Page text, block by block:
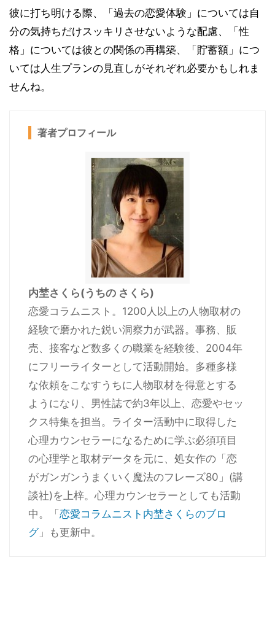
彼に打ち明ける際、「過去の恋愛体験」については自
分の気持ちだけスッキリさせないような配慮、「性
格」については彼との関係の再構築、「貯蓄額」につ
いては人生プランの見直しがそれぞれ必要かもしれま
せんね。
著者プロフィール
内埜さくら(うちの さくら)
恋愛コラムニスト。1200人以上の人物取材の
経験で磨かれた鋭い洞察力が武器。事務、販
売、接客など数多くの職業を経験後、2004年
にフリーライターとして活動開始。多種多様
な依頼をこなすうちに人物取材を得意とする
ようになり、男性誌で約3年以上、恋愛やセッ
クス特集を担当。ライター活動中に取得した
心理カウンセラーになるために学ぶ必須項目
の心理学と取材データを元に、処女作の「恋
がガンガンうまくいく魔法のフレーズ80」(講
談社)を上梓。心理カウンセラーとしても活動
中。「 恋愛コラムニスト内埜さくらのブロ
グ」も更新中。